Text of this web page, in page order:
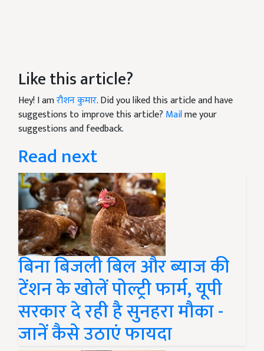
Like this article?
Hey! I amरौशन कुमार. Did you liked this article and have
suggestions to improve this article? Mailme your
suggestions and feedback.
Read next
बिना बिजली बिल और ब्याज की
टेंशन के खोलें पोल्ट्री फार्म, यूपी
सरकार दे रही है सुनहरा मौका -
जानें कैसे उठाएं फायदा